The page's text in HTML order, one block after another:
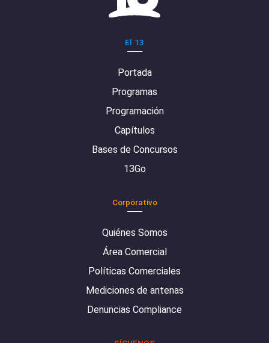
El 13
Portada
Programas
Programación
Capítulos
Bases de Concursos
13Go
Corporativo
Quiénes Somos
Área Comercial
Políticas Comerciales
Mediciones de antenas
Denuncias Compliance